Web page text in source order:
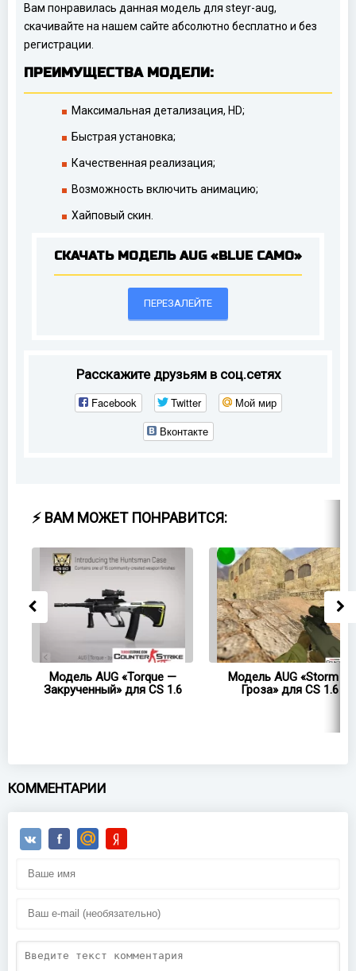
Вам понравилась данная модель для steyr-aug,
скачивайте на нашем сайте абсолютно бесплатно и без
регистрации.
ПРЕИМУЩЕСТВА МОДЕЛИ:
Максимальная детализация, HD;
Быстрая установка;
Качественная реализация;
Возможность включить анимацию;
Хайповый скин.
СКАЧАТЬ МОДЕЛЬ AUG «BLUE CAMO»
ПЕРЕЗАЛЕЙТЕ
Расскажите друзьям в соц.сетях
Facebook Twitter
Мой мир
Вконтакте
⚡ ВАМ МОЖЕТ ПОНРАВИТСЯ:
Модель AUG «Torque —
Закрученный» для CS 1.6
Модель AUG «Storm —
Гроза» для CS 1.6
КОММЕНТАРИИ